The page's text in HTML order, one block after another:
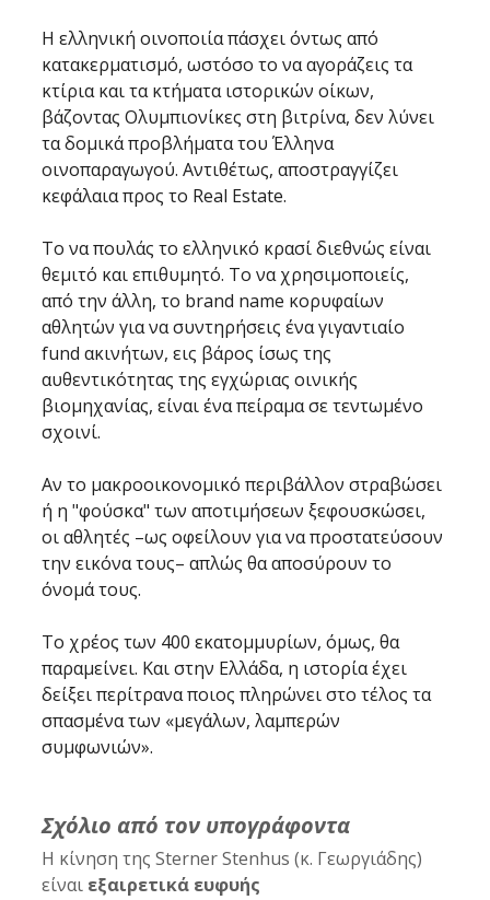
Η ελληνική οινοποιία πάσχει όντως από
κατακερματισμό, ωστόσο το να αγοράζεις τα
κτίρια και τα κτήματα ιστορικών οίκων,
βάζοντας Ολυμπιονίκες στη βιτρίνα, δεν λύνει
τα δομικά προβλήματα του Έλληνα
οινοπαραγωγού. Αντιθέτως, αποστραγγίζει
κεφάλαια προς το Real Estate.
Το να πουλάς το ελληνικό κρασί διεθνώς είναι
θεμιτό και επιθυμητό. Το να χρησιμοποιείς,
από την άλλη, το brand name κορυφαίων
αθλητών για να συντηρήσεις ένα γιγαντιαίο
fund ακινήτων, εις βάρος ίσως της
αυθεντικότητας της εγχώριας οινικής
βιομηχανίας, είναι ένα πείραμα σε τεντωμένο
σχοινί.
Αν το μακροοικονομικό περιβάλλον στραβώσει
ή η "φούσκα" των αποτιμήσεων ξεφουσκώσει,
οι αθλητές –ως οφείλουν για να προστατεύσουν
την εικόνα τους– απλώς θα αποσύρουν το
όνομά τους.
Το χρέος των 400 εκατομμυρίων, όμως, θα
παραμείνει. Και στην Ελλάδα, η ιστορία έχει
δείξει περίτρανα ποιος πληρώνει στο τέλος τα
σπασμένα των «μεγάλων, λαμπερών
συμφωνιών».
Σχόλιο από τον υπογράφοντα
Η κίνηση της Sterner Stenhus (κ. Γεωργιάδης)
είναι εξαιρετικά ευφυής